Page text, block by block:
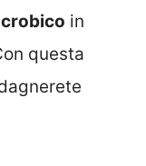
in
questa